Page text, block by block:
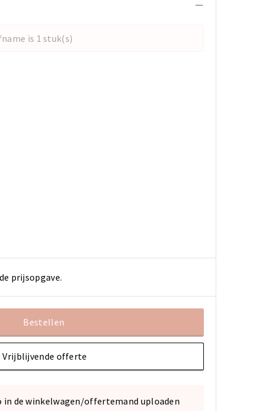
is 1 stuk(s)
prijsopgave.
Bestellen
Vrijblijvende offerte
in de winkelwagen/offertemand uploaden